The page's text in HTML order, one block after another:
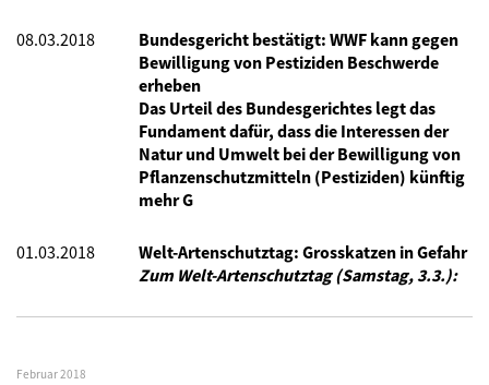
08.03.2018
Bundesgericht bestätigt: WWF kann gegen
Bewilligung von Pestiziden Beschwerde
erheben
Das Urteil des Bundesgerichtes legt das
Fundament dafür, dass die Interessen der
Natur und Umwelt bei der Bewilligung von
Pflanzenschutzmitteln (Pestiziden) künftig
mehr G
01.03.2018
Welt-Artenschutztag: Grosskatzen in Gefahr
Zum Welt-Artenschutztag (Samstag, 3.3.):
Februar 2018